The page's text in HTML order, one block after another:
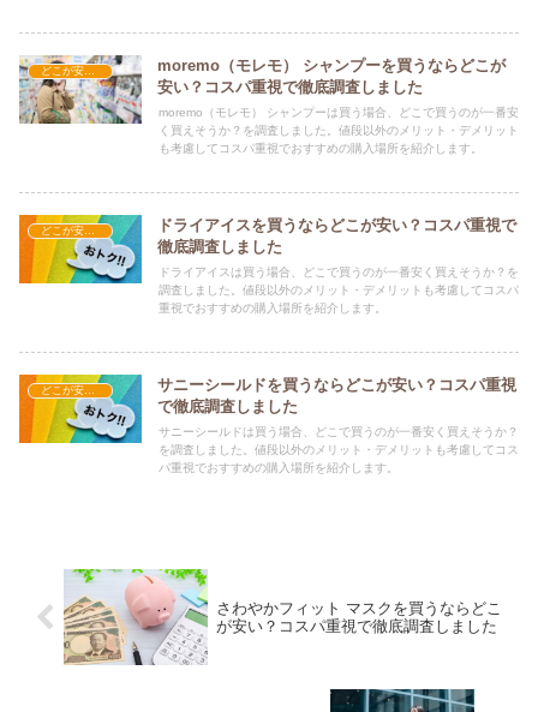
どこが安い？-日用品
moremo（モレモ） シャンプーを買うならどこが
安い？コスパ重視で徹底調査しました
moremo（モレモ） シャンプーは買う場合、どこで買うのが一番安
く買えそうか？を調査しました。値段以外のメリット・デメリット
も考慮してコスパ重視でおすすめの購入場所を紹介します。
ドライアイスを買うならどこが安い？コスパ重視で
徹底調査しました
ドライアイスは買う場合、どこで買うのが一番安く買えそうか？を
調査しました。値段以外のメリット・デメリットも考慮してコスパ
重視でおすすめの購入場所を紹介します。
サニーシールドを買うならどこが安い？コスパ重視
で徹底調査しました
サニーシールドは買う場合、どこで買うのが一番安く買えそうか？
を調査しました。値段以外のメリット・デメリットも考慮してコス
パ重視でおすすめの購入場所を紹介します。
さわやかフィット マスクを買うならどこ
が安い？コスパ重視で徹底調査しました